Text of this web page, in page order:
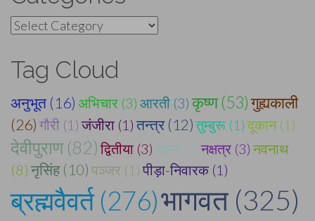
Categories
Tag Cloud
अनुभूत (16) अभिचार (3) आरती (3) कृष्ण (53)गुह्यकाली
(26) गौरी (1) जंजीरा (1) तन्त्र (12) तुम्बुरू (1) दूकान (1)
देवीपुराण (82) द्वितीया (3) ध्यान (2) नक्षत्र (3) नवनाथ
(8) नृसिंह (10) पञ्जर (1) पीड़ा-निवारक (1)
ब्रह्मवैवर्त (276)भागवत (325)